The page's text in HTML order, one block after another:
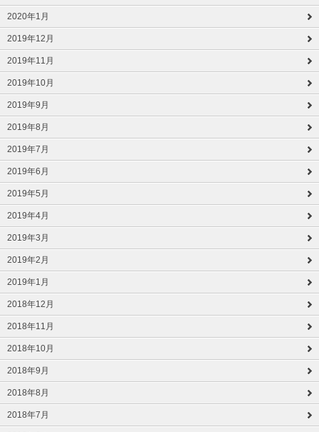
2020年1月
2019年12月
2019年11月
2019年10月
2019年9月
2019年8月
2019年7月
2019年6月
2019年5月
2019年4月
2019年3月
2019年2月
2019年1月
2018年12月
2018年11月
2018年10月
2018年9月
2018年8月
2018年7月